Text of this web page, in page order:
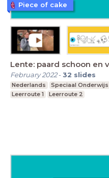
Lente: paard schoon en
February 2022-32 slides
Nederlands Speciaal Onderwijs
Leerroute 1
Leerroute 2
Piece of cake